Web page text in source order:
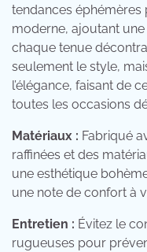
tendances
moderne, ajoutant
chaque tenue
seulement le style,
l’élégance, faisant de
toutes les occasions
Matériaux : Fabriqué
raffinées et des
une esthétique
une note de confort à
Entretien : Évitez le
rugueuses pour